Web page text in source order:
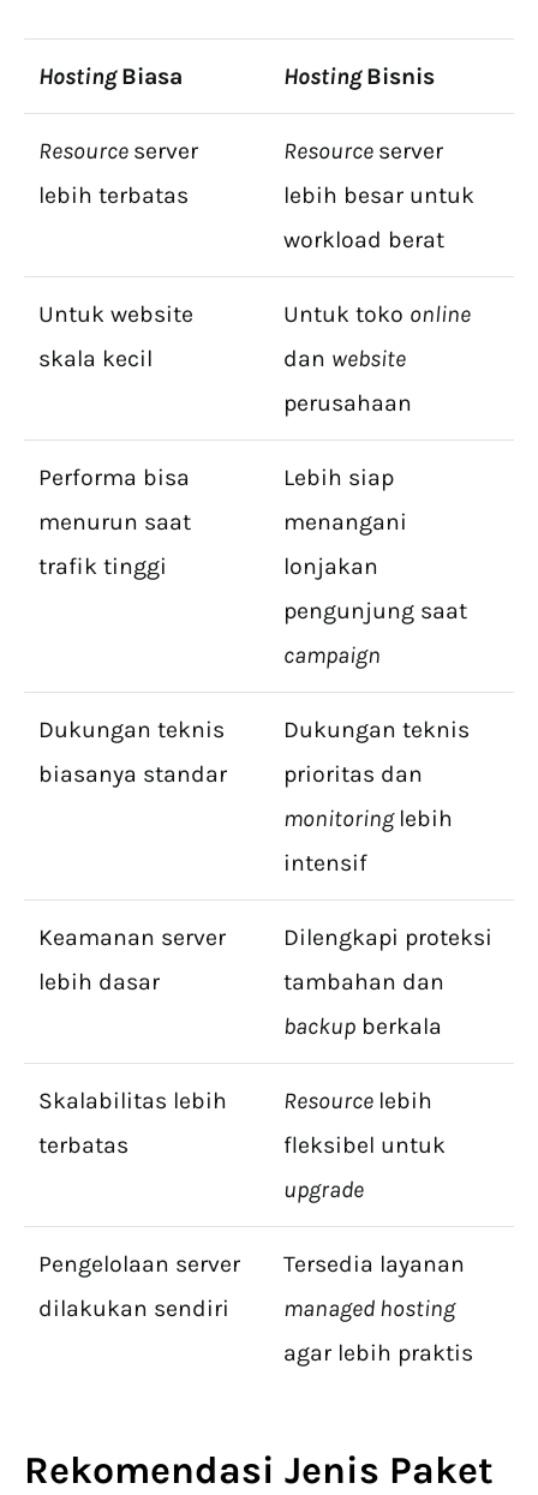
HostingBiasa HostingBisnis
Resource server
lebih terbatas
Resource server
lebih besar untuk
workload berat
Untuk website
skala kecil
Untuk toko online
dan website
perusahaan
Performa bisa
menurun saat
trafik tinggi
Lebih siap
menangani
lonjakan
pengunjung saat
campaign
Dukungan teknis
biasanya standar
Dukungan teknis
prioritas dan
monitoring lebih
intensif
Keamanan server
lebih dasar
Dilengkapi proteksi
tambahan dan
backup berkala
Skalabilitas lebih
terbatas
Resource lebih
fleksibel untuk
upgrade
Pengelolaan server
dilakukan sendiri
Tersedia layanan
managed hosting
agar lebih praktis
Rekomendasi Jenis Paket